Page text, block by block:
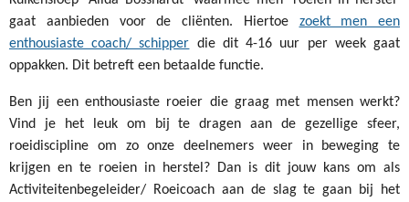
gaat aanbieden voor de cliënten. Hiertoe zoekt men een
enthousiaste coach/ schipper die dit 4-16 uur per week gaat
oppakken. Dit betreft een betaalde functie.
Ben jij een enthousiaste roeier die graag met mensen werkt?
Vind je het leuk om bij te dragen aan de gezellige sfeer,
roeidiscipline om zo onze deelnemers weer in beweging te
krijgen en te roeien in herstel? Dan is dit jouw kans om als
Activiteitenbegeleider/ Roeicoach aan de slag te gaan bij het